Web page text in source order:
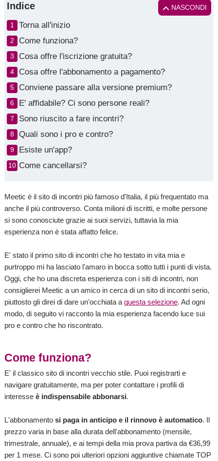
NASCONDI
Indice
Torna all'inizio
Come funziona?
Cosa offre l'iscrizione gratuita?
Cosa offre l'abbonamento a pagamento?
Conviene passare alla versione premium?
E' affidabile? Ci sono persone reali?
Sono riuscito a fare incontri?
Quali sono i pro e contro?
Esiste un'app?
Come cancellarsi?
Meetic è il sito di incontri più famoso d'Italia, il più frequentato ma
anche il più controverso. Conta milioni di iscritti, e molte persone
si sono conosciute grazie ai suoi servizi, tuttavia la mia
esperienza non è stata affatto felice.
E' stato il primo sito di incontri che ho testato in vita mia e
purtroppo mi ha lasciato l'amaro in bocca sotto tutti i punti di vista.
Oggi, che ho una discreta esperienza con i siti di incontri, non
consiglierei Meetic a un amico in cerca di un sito di incontri serio,
piuttosto gli direi di dare un'occhiata a questa selezione. Ad ogni
modo, di seguito vi racconto la mia esperienza facendo luce sui
pro e contro che ho riscontrato.
Come funziona?
E' il classico sito di incontri vecchio stile. Puoi registrarti e
navigare gratuitamente, ma per poter contattare i profili di
interesse è indispensabile abbonarsi.
L'abbonamento si paga in anticipo e il rinnovo è automatico. Il
prezzo varia in base alla durata dell'abbonamento (mensile,
trimestrale, annuale), e ai tempi della mia prova partiva da €36,99
per 1 mese. Ci sono poi ulteriori opzioni aggiuntive chiamate TOP